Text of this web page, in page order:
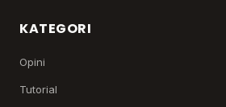
KATEGORI
Opini
Tutorial